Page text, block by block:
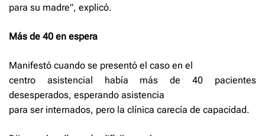
para su madre”, explicó.
Más de 40 en espera
Manifestó cuando se presentó el caso en el
centro asistencial había más de 40 pacientes
desesperados, esperando asistencia
para ser internados, pero la clínica carecía de capacidad.